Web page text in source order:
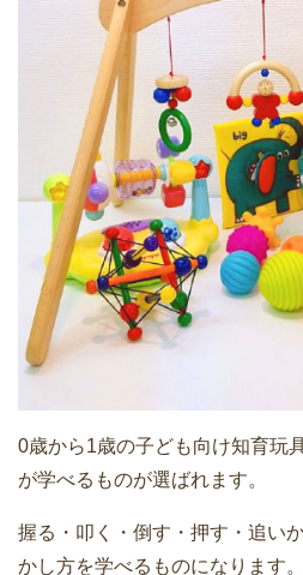
0歳から1歳の子ども向け知育玩
が学べるものが選ばれます。
握る・叩く・倒す・押す・追い
かし方を学べるものになります。